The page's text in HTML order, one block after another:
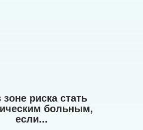
риска стать
больным,
если...